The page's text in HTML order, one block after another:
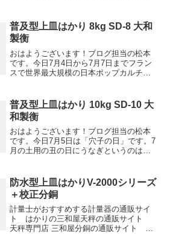
時間が過ぎていきそうです。さて、本日
は当店でよく売れてい...
普及型上皿はかり 8kg SD-8 大和
製衡
おはようございます！ブログ担当の松本
です。今日7月4日から7月7日までフラン
スで世界最大規模の日本ポップカルチャ
イユ、アメリカ・サンマテオなどにて開
催している日本文化の...
普及型上皿はかり 10kg SD-10 大
和製衡
おはようございます！ブログ担当の松本
です。今日7月5日は「穴子の日」です。7
月の土用の丑の日にうなぎというのは有
った会社が制定した記念日です。あっさ
り淡白な味わいですが...
防水型上皿はかりV-2000シリーズ
＋校正分銅
計量士がおすすめする計量器の通販サイ
ト はかりの三和屋天秤の通販サイト
天秤専門店 三和屋分銅の通販サイト 分